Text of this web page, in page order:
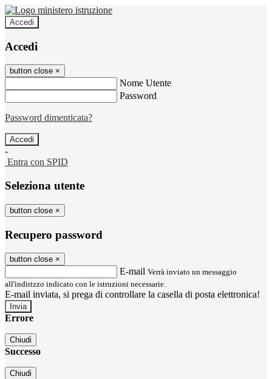
Accedi
Accedi
button close ×
Nome Utente
Password
Password dimenticata?
-
Entra con SPID
Seleziona utente
button close ×
Recupero password
button close ×
E-mail Verrà inviato un messaggio
all'indirizzo indicato con le istruzioni necessarie.
E-mail inviata, si prega di controllare la casella di posta elettronica!
Errore
Chiudi
Successo
Chiudi